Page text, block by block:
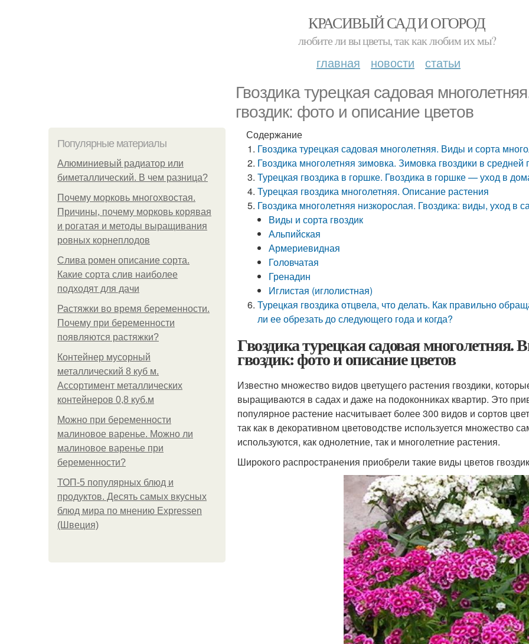
КРАСИВЫЙ САД И ОГОРОД
любите ли вы цветы, так как любим их мы?
главная новости статьи
Гвоздика турецкая садовая
гвоздик: фото и описание цветов
Популярные материалы
Алюминиевый радиатор или
биметаллический. В чем разница?
Почему морковь многохвостая.
Причины, почему морковь корявая
и рогатая и методы выращивания
ровных корнеплодов
Слива ромен описание сорта.
Какие сорта слив наиболее
подходят для дачи
Растяжки во время беременности.
Почему при беременности
появляются растяжки?
Контейнер мусорный
металлический 8 куб м.
Ассортимент металлических
контейнеров 0,8 куб.м
Можно при беременности
малиновое варенье. Можно ли
малиновое варенье при
беременности?
ТОП-5 популярных блюд и
продуктов. Десять самых вкусных
блюд мира по мнению Expressen
(Швеция)
Содержание
Гвоздика турецкая садовая многолетняя. Виды и сорта
Гвоздика многолетняя зимовка. Зимовка гвоздики в средней
Турецкая гвоздика в горшке. Гвоздика в горшке — уход в
Турецкая гвоздика многолетняя. Описание растения
Гвоздика многолетняя низкорослая. Гвоздика: виды, уход в
Виды и сорта гвоздик
Альпийская
Армериевидная
Головчатая
Гренадин
Иглистая (иглолистная)
Турецкая гвоздика отцвела, что делать. Как правильно
ли ее обрезать до следующего года и когда?
Гвоздика турецкая садовая многолетняя.
гвоздик: фото и описание цветов
Известно множество видов цветущего растения гвоздики,
выращиваются в садах и даже на подоконниках квартир. Это
популярное растение насчитывает более 300 видов и сортов
так как в декоративном цветоводстве используется множество
используются, как однолетние, так и многолетние растения.
Широкого распространения приобрели такие виды цветов